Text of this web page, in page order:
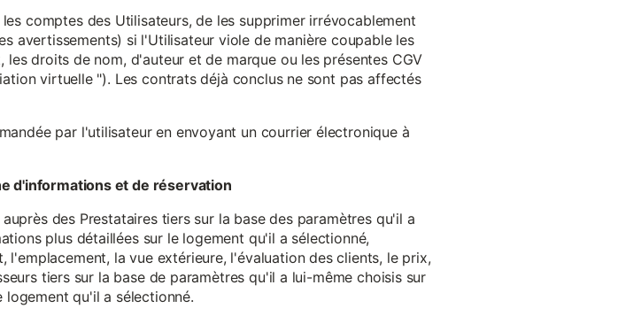
comptes des Utilisateurs, de les supprimer irrévocablement
avertissements) si l'Utilisateur viole de manière coupable les
droits de nom, d'auteur et de marque ou les présentes CGV
virtuelle "). Les contrats déjà conclus ne sont pas affectés
par l'utilisateur en envoyant un courrier électronique à
d'informations et de réservation
des Prestataires tiers sur la base des paramètres qu'il a
plus détaillées sur le logement qu'il a sélectionné,
la vue extérieure, l'évaluation des clients, le prix,
tiers sur la base de paramètres qu'il a lui-même choisis sur
qu'il a sélectionné.